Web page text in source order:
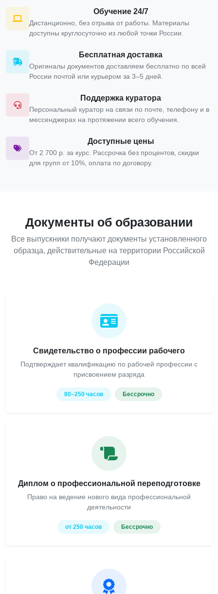
Обучение 24/7
Дистанционно, без отрыва от работы. Материалы
доступны круглосуточно из любой точки России.
Бесплатная доставка
Оригиналы документов доставляем бесплатно по всей
России почтой или курьером за 3–5 дней.
Поддержка куратора
Персональный куратор на связи по почте, телефону и в
мессенджерах на протяжении всего обучения.
Доступные цены
От 2 700 р. за курс. Рассрочка без процентов, скидки
для групп от 10%, оплата по договору.
Документы об образовании
Все выпускники получают документы установленного
образца, действительные на территории Российской
Федерации
Свидетельство о профессии рабочего
Подтверждает квалификацию по рабочей профессии с
присвоением разряда
80–250 часов Бессрочно
Диплом о профессиональной переподготовке
Право на ведение нового вида профессиональной
деятельности
от 250 часов Бессрочно